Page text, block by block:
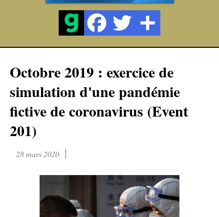
Octobre 2019 : exercice de
simulation d'une pandémie
fictive de coronavirus (Event
201)
28 mars 2020